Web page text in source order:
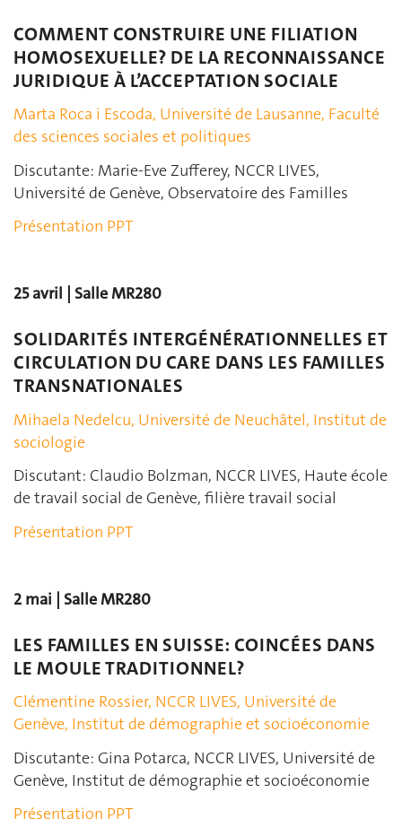
COMMENT CONSTRUIRE UNE FILIATION
HOMOSEXUELLE? DE LA RECONNAISSANCE
JURIDIQUE À L’ACCEPTATION SOCIALE
Marta Roca i Escoda, Université de Lausanne, Faculté
des sciences sociales et politiques
Discutante: Marie-Eve Zufferey, NCCR LIVES,
Université de Genève, Observatoire des Familles
Présentation PPT
25 avril | Salle MR280
SOLIDARITÉS INTERGÉNÉRATIONNELLES ET
CIRCULATION DU CARE DANS LES FAMILLES
TRANSNATIONALES
Mihaela Nedelcu, Université de Neuchâtel, Institut de
sociologie
Discutant: Claudio Bolzman, NCCR LIVES, Haute école
de travail social de Genève, filière travail social
Présentation PPT
2 mai | Salle MR280
LES FAMILLES EN SUISSE: COINCÉES DANS
LE MOULE TRADITIONNEL?
Clémentine Rossier, NCCR LIVES, Université de
Genève, Institut de démographie et socioéconomie
Discutante: Gina Potarca, NCCR LIVES, Université de
Genève, Institut de démographie et socioéconomie
Présentation PPT